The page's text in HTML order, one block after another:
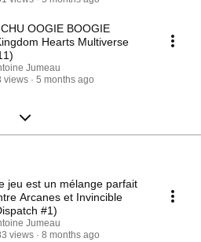
OOGIE BOOGIE
Hearts Multiverse
Jumeau
views
5 months ago
jeu est un mélange parfait
Arcanes et Invincible
#1)
Jumeau
views
8 months ago